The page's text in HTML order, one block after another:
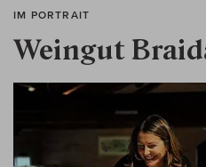
IM PORTRAIT
Weingut